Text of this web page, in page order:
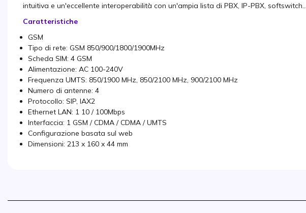
intuitiva e un'eccellente interoperabilità con un'ampia lista di PBX, IP-PBX, softswitch.....
Caratteristiche
GSM
Tipo di rete: GSM 850/900/1800/1900MHz
Scheda SIM: 4 GSM
Alimentazione: AC 100-240V
Frequenza UMTS: 850/1900 MHz, 850/2100 MHz, 900/2100 MHz
Numero di antenne: 4
Protocollo: SIP, IAX2
Ethernet LAN: 1 10 / 100Mbps
Interfaccia: 1 GSM / CDMA / CDMA / UMTS
Configurazione basata sul web
Dimensioni: 213 x 160 x 44 mm